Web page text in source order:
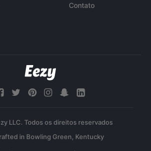
Contato
LLC. Todos os direitos reservados